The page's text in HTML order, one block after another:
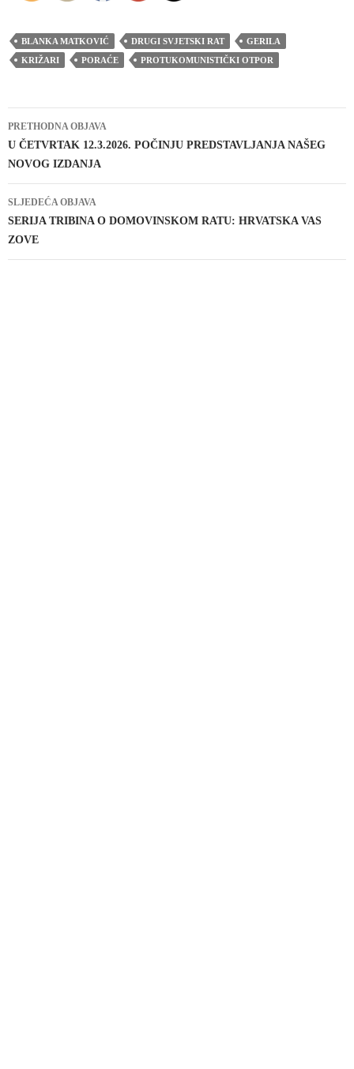
BLANKA MATKOVIĆ DRUGI SVJETSKI RAT
GERILA
KRIŽARI
PORAĆE PROTUKOMUNISTIČKI OTPOR
Navigacija
objava
PRETHODNA OBJAVA
U ČETVRTAK 12.3.2026. POČINJU PREDSTAVLJANJA NAŠEG
NOVOG IZDANJA
SLJEDEĆA OBJAVA
SERIJA TRIBINA O DOMOVINSKOM RATU: HRVATSKA VAS
ZOVE